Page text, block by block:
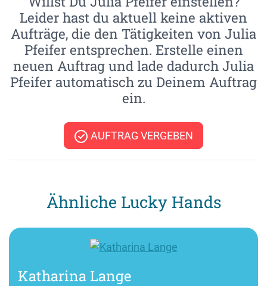
Leider hast du aktuell keine aktiven
Aufträge, die den Tätigkeiten von Julia
Pfeifer entsprechen. Erstelle einen
neuen Auftrag und lade dadurch Julia
Pfeifer automatisch zu Deinem Auftrag
ein.
AUFTRAG VERGEBEN
Ähnliche Lucky Hands
Katharina Lange